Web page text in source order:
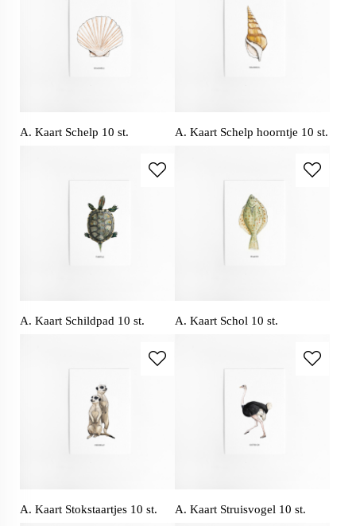
A. Kaart Schelp 10 st. A. Kaart Schelp hoorntje 10 st.
A. Kaart Schildpad 10 st. A. Kaart Schol 10 st.
A. Kaart Stokstaartjes 10 st. A. Kaart Struisvogel 10 st.